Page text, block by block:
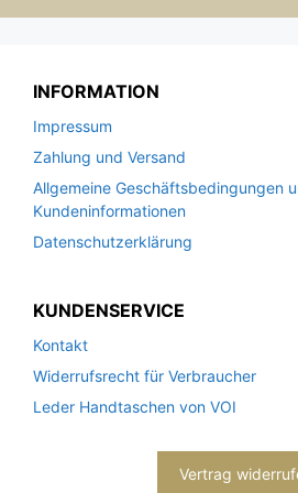
INFORMATION
Impressum
Zahlung und Versand
Allgemeine Geschäftsbedingungen
Kundeninformationen
Datenschutzerklärung
KUNDENSERVICE
Kontakt
Widerrufsrecht für Verbraucher
Leder Handtaschen von VOI
Vertrag